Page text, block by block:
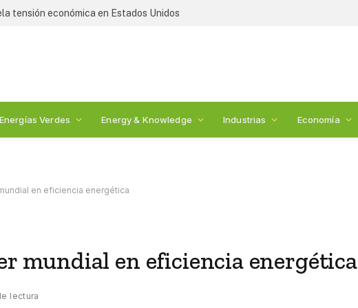
tensión económica en Estados Unidos
Energías Verdes Energy & Knowledge Industrias Economía
en eficiencia energética
mundial en eficiencia energética
lectura